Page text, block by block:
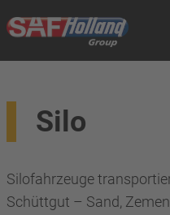
Silo
Silofahrzeuge
Schüttgut – Sand,